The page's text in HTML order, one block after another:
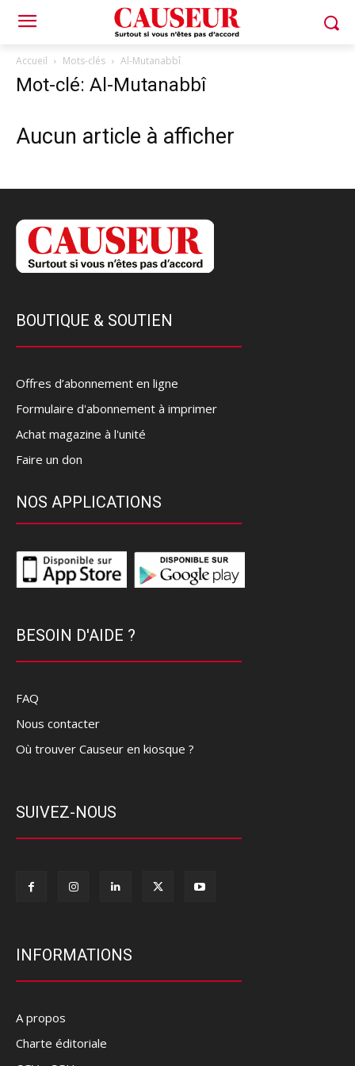
Accueil Mots-clés Al-Mutanabbî
Mot-clé: Al-Mutanabbî
Aucun article à afficher
BOUTIQUE & SOUTIEN
Offres d’abonnement en ligne
Formulaire d'abonnement à imprimer
Achat magazine à l'unité
Faire un don
NOS APPLICATIONS
BESOIN D'AIDE ?
FAQ
Nous contacter
Où trouver Causeur en kiosque ?
SUIVEZ-NOUS
INFORMATIONS
A propos
Charte éditoriale